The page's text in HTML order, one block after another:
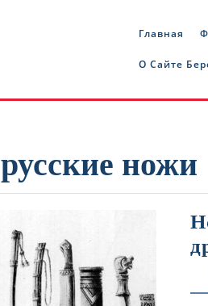
Главная
О Сайте
русские ножи